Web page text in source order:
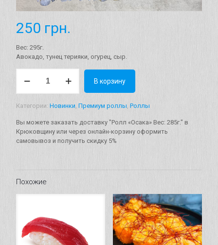
250 грн.
Вес: 295г.
Авокадо, тунец терияки, огурец, сыр.
товара
Вес:
285г.
В корзину
Категории: Новинки Премиум роллы Роллы
Вы можете заказать доставку "Ролл «Осака» Вес: 285г." в
Крюковщину или через онлайн-корзину оформить
самовывоз и получить скидку 5%
Похожие